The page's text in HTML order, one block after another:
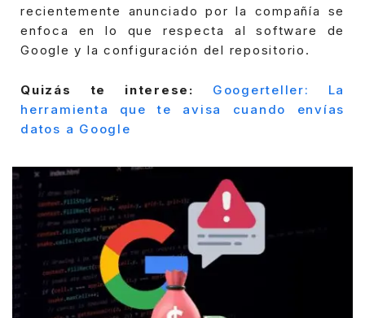
recientemente anunciado por la compañía se
enfoca en lo que respecta al software de
Google y la configuración del repositorio.
Quizás te interese:
Googerteller: La
herramienta que te avisa cuando envías
datos a Google